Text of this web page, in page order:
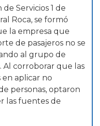
Servicios 1 de
Roca, se formó
la empresa que
de pasajeros no se
al grupo de
Al corroborar que las
en aplicar no
personas, optaron
las fuentes de